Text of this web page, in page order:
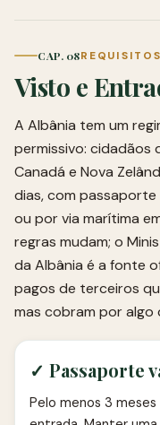
CAP. 08
Visto e
A Albânia tem um
permissivo: cidadãos
Canadá e Nova
dias, com passaporte
ou por via marítima
regras mudam; o
da Albânia é a fonte
pagos de terceiros
mas cobram por algo
✓ Passaporte
Pelo menos 3